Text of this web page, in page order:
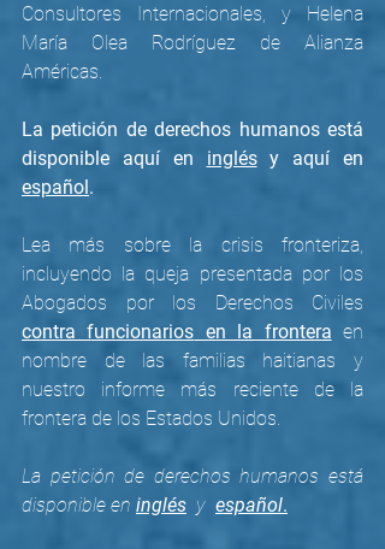
Consultores Internacionales, y Helena
María Olea Rodríguez de Alianza
Américas.
La petición de derechos humanos está
disponible aquí en inglés
español.
Lea más sobre la crisis fronteriza,
incluyendo la queja presentada por los
contra funcionarios en la frontera en
nombre de las familias haitianas y
nuestro informe más reciente de la
frontera de los Estados Unidos.
La petición de derechos humanos está
disponible en inglés
  y
español.